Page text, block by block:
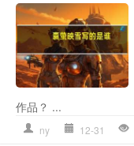
作品？ ...
ny 12-31